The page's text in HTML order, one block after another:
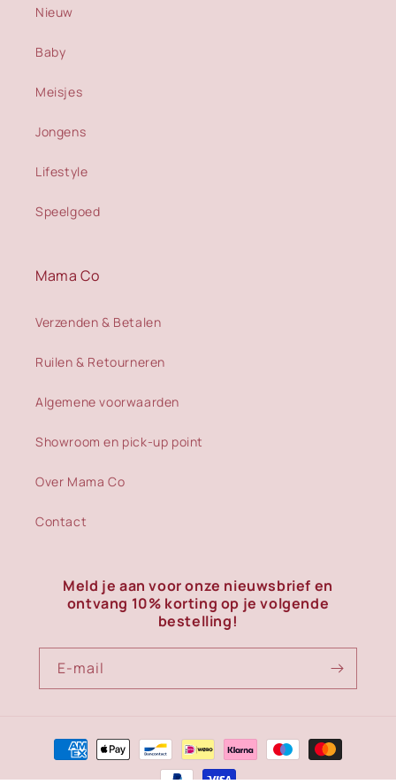
Nieuw
Baby
Meisjes
Jongens
Lifestyle
Speelgoed
Mama Co
Verzenden & Betalen
Ruilen & Retourneren
Algemene voorwaarden
Showroom en pick-up point
Over Mama Co
Contact
Meld je aan voor onze nieuwsbrief en
ontvang 10% korting op je volgende
bestelling!
E‑mail
Betaalmethoden